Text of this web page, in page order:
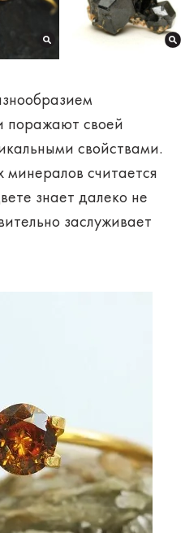
поражают своей
свойствами.
считается
знает далеко не
заслуживает